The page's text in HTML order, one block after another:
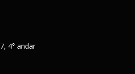
4° andar